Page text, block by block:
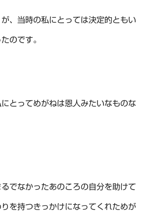
、当時の私にとっては決定的ともい
のです。
とってめがねは恩人みたいなものな
でなかったあのころの自分を助けて
を持つきっかけになってくれためが